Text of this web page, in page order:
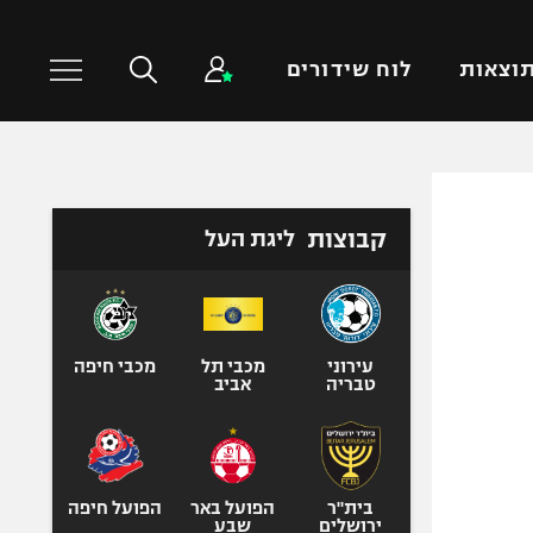
תוצאות לוח שידורים
טניס
כדורעף
ספורט אולימפי
קבוצות ליגת העל
עירוני
טבריה
מכבי תל
אביב
מכבי חיפה
בית"ר
ירושלים
הפועל באר
שבע
הפועל חיפה